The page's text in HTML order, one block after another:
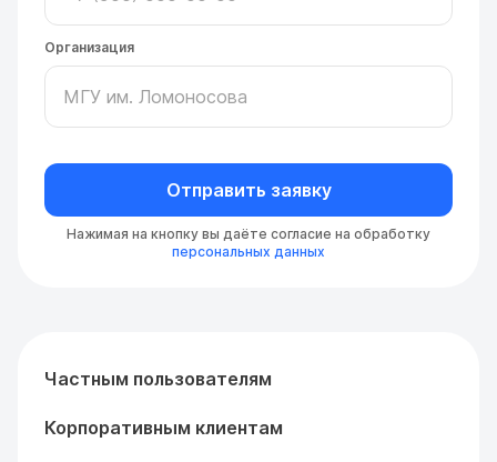
Организация
Отправить заявку
Нажимая на кнопку вы даёте согласие на обработку
персональных данных
Частным пользователям
Корпоративным клиентам